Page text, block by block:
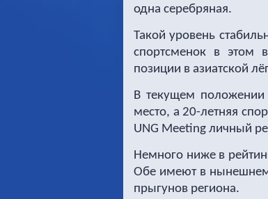
одна серебряная.
Такой уровень
спортсменок в этом
позиции в азиатской
В текущем положении
место, а 20-летняя
UNG Meeting личный
Немного ниже в
Обе имеют в нынешнем
прыгунов региона.